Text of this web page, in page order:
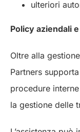
ulteriori
Policy aziendali
Oltre alla
Partners
procedure
la gestione delle